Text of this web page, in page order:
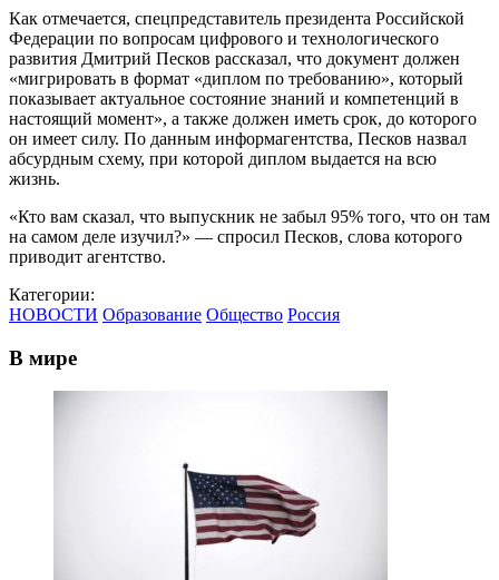
Как отмечается, спецпредставитель президента Российской
Федерации по вопросам цифрового и технологического
развития Дмитрий Песков рассказал, что документ должен
«мигрировать в формат «диплом по требованию», который
показывает актуальное состояние знаний и компетенций в
настоящий момент», а также должен иметь срок, до которого
он имеет силу. По данным информагентства, Песков назвал
абсурдным схему, при которой диплом выдается на всю
жизнь.
«Кто вам сказал, что выпускник не забыл 95% того, что он там
на самом деле изучил?» — спросил Песков, слова которого
приводит агентство.
Категории:
НОВОСТИ Образование Общество Россия
В мире